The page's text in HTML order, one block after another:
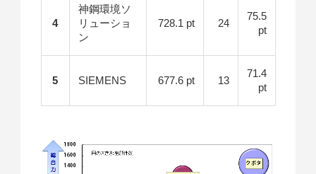
4
神鋼環境ソ
リューショ
ン
728.1 pt 24
75.5
pt
5 SIEMENS 677.6 pt 13
71.4
pt